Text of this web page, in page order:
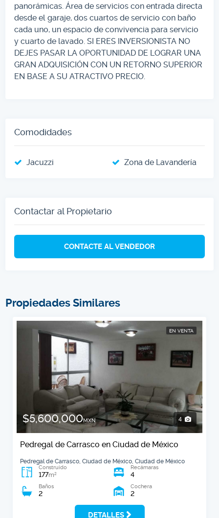
panorámicas. Área de servicios con entrada directa
desde el garaje, dos cuartos de servicio con baño
cada uno, un espacio de convivencia para servicio
y cuarto de lavado. SI ERES INVERSIONISTA NO
DEJES PASAR LA OPORTUNIDAD DE LOGRAR UNA
GRAN ADQUISICIÓN CON UN RETORNO SUPERIOR
EN BASE A SU ATRACTIVO PRECIO.
Comodidades
Jacuzzi Zona de Lavandería
Contactar al Propietario
CONTACTE AL VENDEDOR
Propiedades Similares
EN VENTA
$5,600,000MXN 4
Pedregal de Carrasco en Ciudad de México
Pedregal de Carrasco, Ciudad de México, Ciudad de México
Construido
177m2
Recámaras
4
Baños
2
Cochera
2
DETALLES